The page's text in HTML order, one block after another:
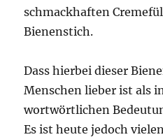
schmackhaften
Bienenstich.
Dass hierbei dieser
Menschen lieber ist als
wortwörtlichen
Es ist heute jedoch